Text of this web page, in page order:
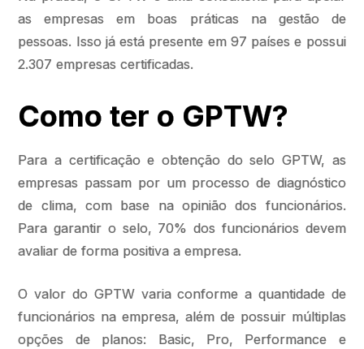
as empresas em boas práticas na gestão de
pessoas. Isso já está presente em 97 países e possui
2.307 empresas certificadas.
Como ter o GPTW?
Para a certificação e obtenção do selo GPTW, as
empresas passam por um processo de diagnóstico
de clima, com base na opinião dos funcionários.
Para garantir o selo, 70% dos funcionários devem
avaliar de forma positiva a empresa.
O valor do GPTW varia conforme a quantidade de
funcionários na empresa, além de possuir múltiplas
opções de planos: Basic, Pro, Performance e